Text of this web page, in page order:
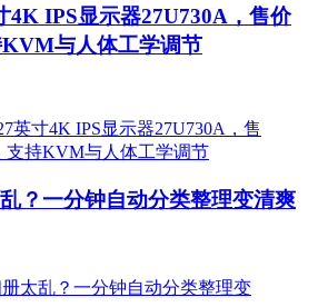
4K IPS显示器27U730A，售价
KVM与人体工学调节
？一分钟自动分类整理变清爽